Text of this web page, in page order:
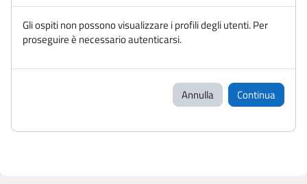
Gli ospiti non possono visualizzare i profili degli utenti. Per
proseguire è necessario autenticarsi.
Annulla Continua